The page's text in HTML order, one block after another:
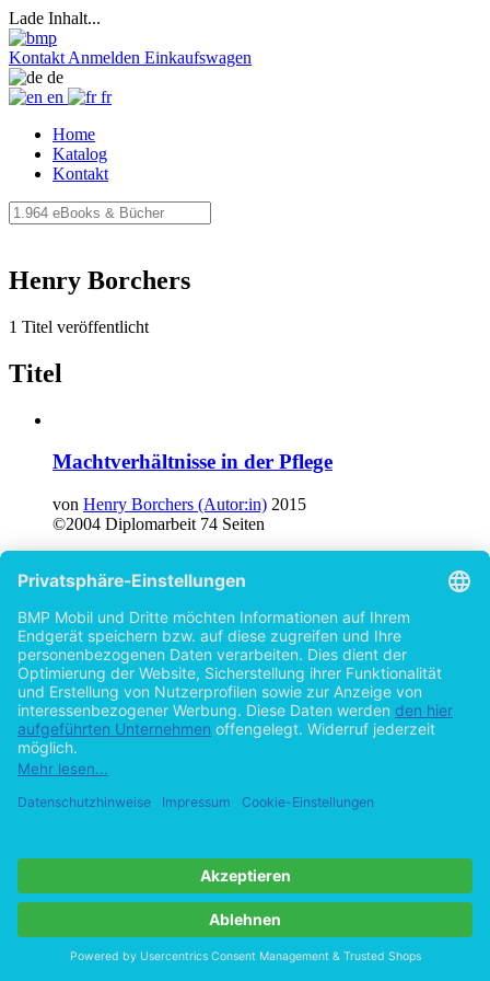
Lade Inhalt...
Kontakt Anmelden Einkaufswagen
de
en
fr
Home
Katalog
Kontakt
Henry Borchers
1 Titel veröffentlicht
Titel
Machtverhältnisse in der Pflege
von Henry Borchers (Autor:in) 2015
©2004 Diplomarbeit 74 Seiten
Impressum
AGB
Vertrag widerrufen
Zur Desktop-Version
Copyright ©Imprint in der Bedey & Thoms Media GmbH powered
byOpen Publishing
Cookie-Einstellungen